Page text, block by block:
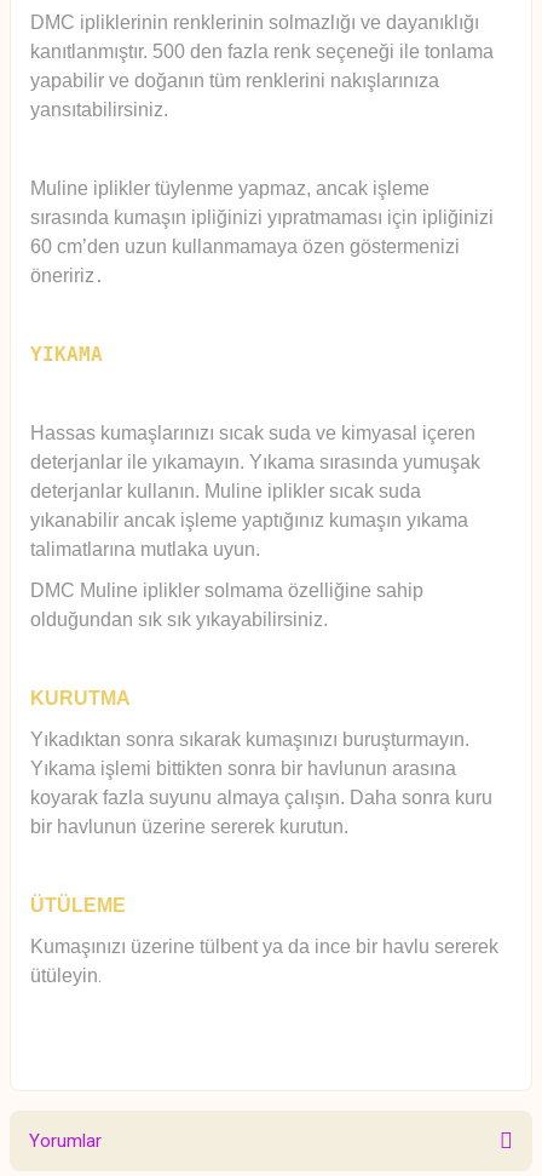
DMC ipliklerinin renklerinin solmazlığı ve dayanıklığı
kanıtlanmıştır. 500 den fazla renk seçeneği ile tonlama
yapabilir ve doğanın tüm renklerini nakışlarınıza
yansıtabilirsiniz.
Muline iplikler tüylenme yapmaz, ancak işleme
sırasında kumaşın ipliğinizi yıpratmaması için ipliğinizi
60 cm’den uzun kullanmamaya özen göstermenizi
öneririz .
YIKAMA
Hassas kumaşlarınızı sıcak suda ve kimyasal içeren
deterjanlar ile yıkamayın. Yıkama sırasında yumuşak
deterjanlar kullanın. Muline iplikler sıcak suda
yıkanabilir ancak işleme yaptığınız kumaşın yıkama
talimatlarına mutlaka uyun.
DMC Muline iplikler solmama özelliğine sahip
olduğundan sık sık yıkayabilirsiniz.
KURUTMA
Yıkadıktan sonra sıkarak kumaşınızı buruşturmayın.
Yıkama işlemi bittikten sonra bir havlunun arasına
koyarak fazla suyunu almaya çalışın. Daha sonra kuru
bir havlunun üzerine sererek kurutun.
ÜTÜLEME
Kumaşınızı üzerine tülbent ya da ince bir havlu sererek
ütüleyin.
Yorumlar